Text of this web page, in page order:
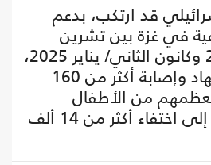
قد ارتكب، بدعم
في غزة بين تشرين
الأول/ أكتوبر 2023 وكانون الثاني/ يناير 2025،
أسفرت عن استشهاد وإصابة أكثر من 160
من الأطفال
والنساء، بالإضافة إلى اختفاء أكثر من 14 ألف